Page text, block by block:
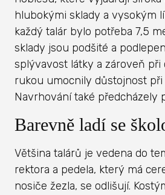
hlubokými sklady a vysokým
každý talár bylo potřeba 7,5
sklady jsou podšité a
splývavost látky a zároveň
rukou umocnily důstojnost
Navrhování také předcházely
Barevně ladí se
Většina talárů je vedena do
rektora a pedela, který má
nosiče žezla, se odlišují.